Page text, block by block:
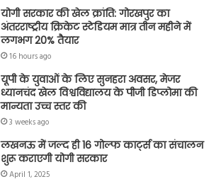
योगी सरकार की खेल क्रांति: गोरखपुर का
अंतरराष्ट्रीय क्रिकेट स्टेडियम मात्र तीन महीने में
लगभग 20% तैयार
16 hours ago
यूपी के युवाओं के लिए सुनहरा अवसर, मेजर
ध्यानचंद खेल विश्वविद्यालय के पीजी डिप्लोमा की
मान्यता उच्च स्तर की
3 weeks ago
लखनऊ में जल्द ही 16 गोल्फ कार्ट्स का संचालन
शुरू कराएगी योगी सरकार
April 1, 2025